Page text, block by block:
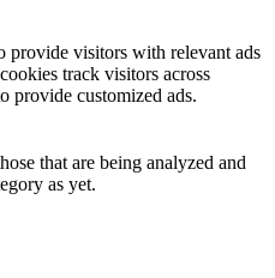
provide visitors with relevant ads
track visitors across
provide customized ads.
that are being analyzed and
as yet.